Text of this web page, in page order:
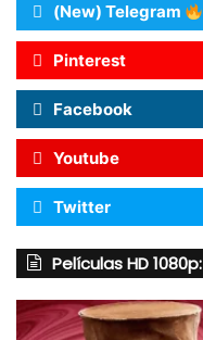
(New) Telegram
Pinterest
Facebook
Youtube
Twitter
Películas HD 1080p: